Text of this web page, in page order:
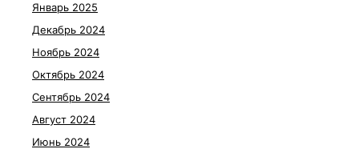
Январь 2025
Декабрь 2024
Ноябрь 2024
Октябрь 2024
Сентябрь 2024
Август 2024
Июнь 2024